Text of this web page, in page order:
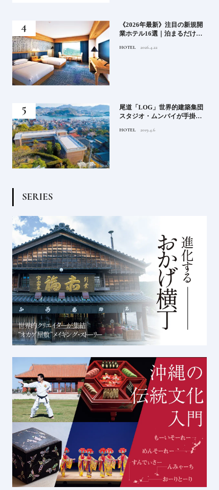
《2026年最新》注目の新規開
業ホテル16選｜泊まるだけで
ル
HOTEL 2026.4.22
尾道「LOG」世界的建築集団
スタジオ・ムンバイが手掛け
HOTEL 2019.4.6
SERIES